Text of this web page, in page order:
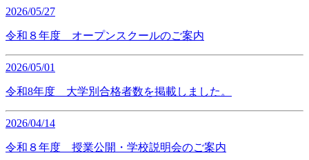
2026/05/27
令和８年度 オープンスクールのご案内
2026/05/01
令和8年度 大学別合格者数を掲載しました。
2026/04/14
令和８年度 授業公開・学校説明会のご案内